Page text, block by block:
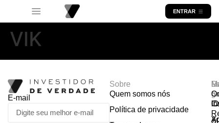
ENTRAR
VIK
E-mail
Sobre
Quem somos nós
Política de privacidade